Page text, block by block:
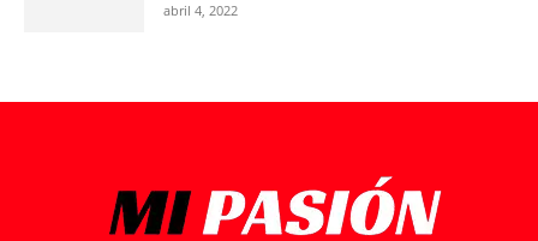
abril 4, 2022